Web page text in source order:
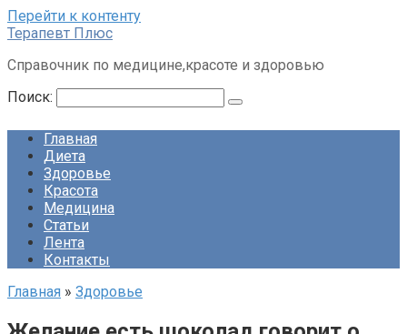
Перейти к контенту
Терапевт Плюс
Справочник по медицине,красоте и здоровью
Поиск:
Главная
Диета
Здоровье
Красота
Медицина
Статьи
Лента
Контакты
Главная » Здоровье